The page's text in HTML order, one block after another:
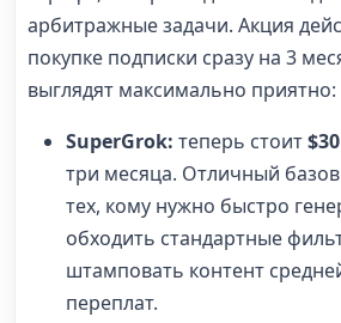
арбитражные задачи. Акция
покупке подписки сразу на 3
выглядят максимально приятно:
SuperGrok: теперь стоит
три месяца. Отличный
тех, кому нужно быстро
обходить стандартные
штамповать контент
переплат.